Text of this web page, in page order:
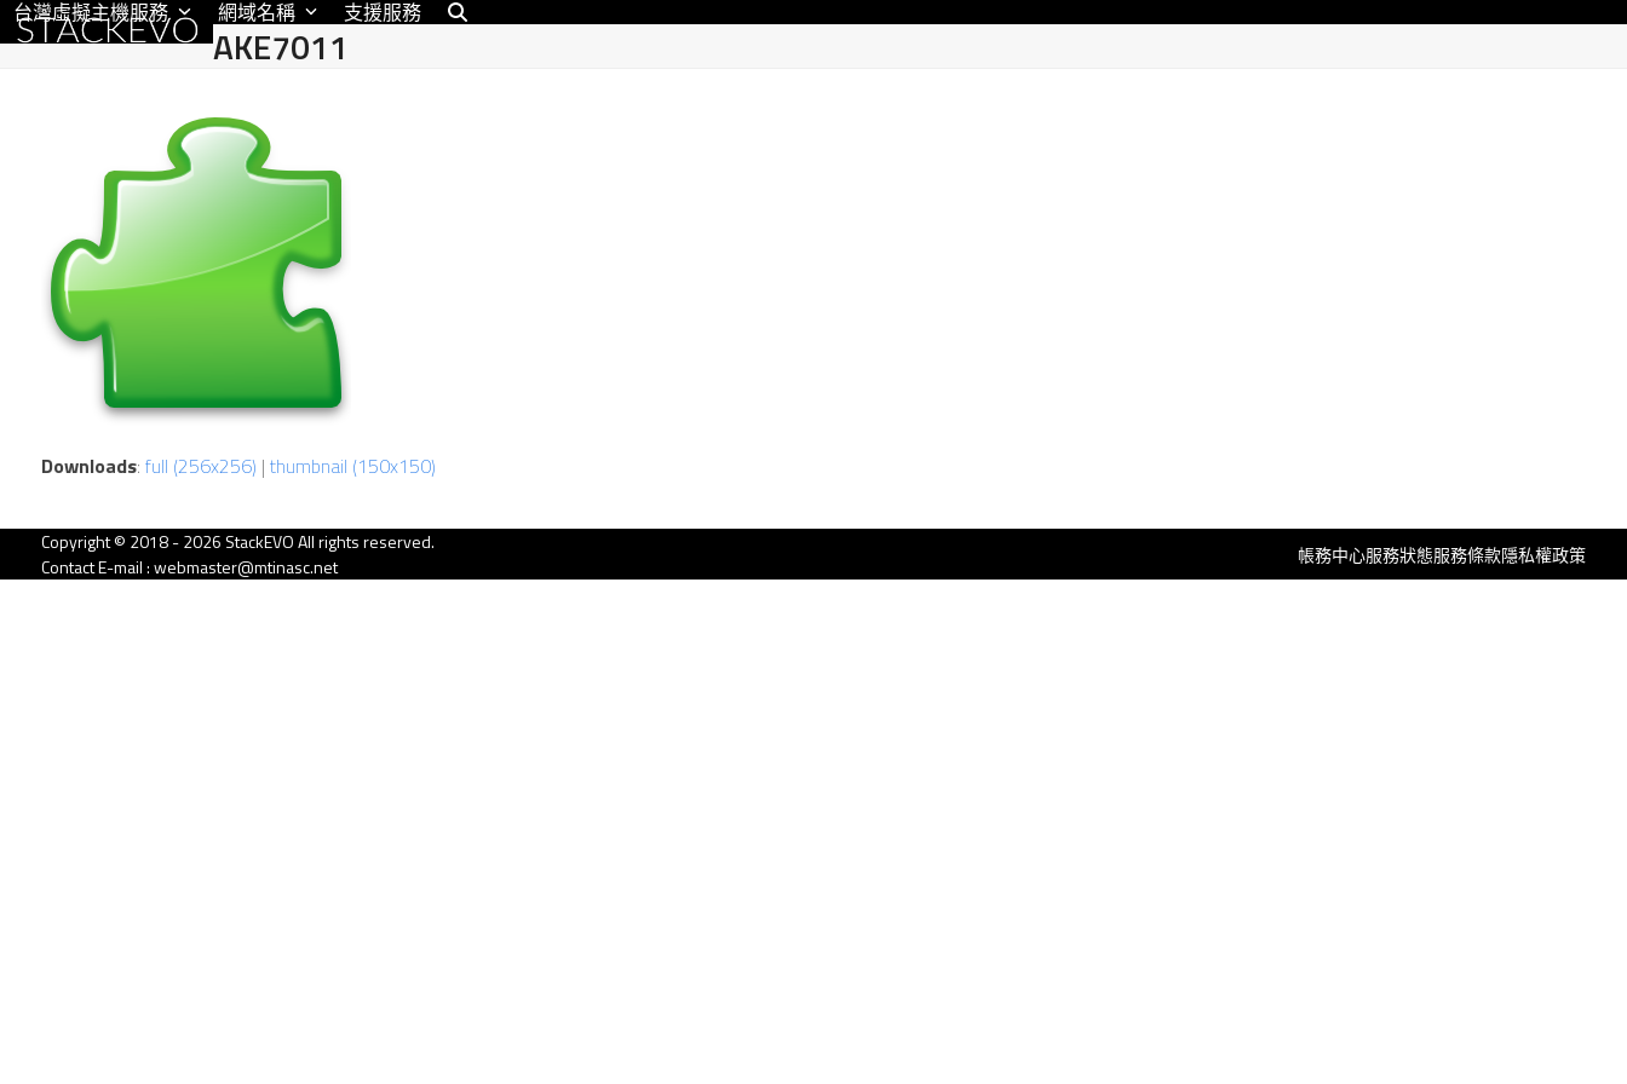
Skip
to
台灣虛擬主機服務 網域名稱 支援服務
AKE7011
Downloads: full (256x256) | thumbnail (150x150)
Copyright © 2018 - 2026 StackEVO All rights reserved.
Contact E-mail : webmaster@mtinasc.net
帳務中心服務狀態服務條款隱私權政策